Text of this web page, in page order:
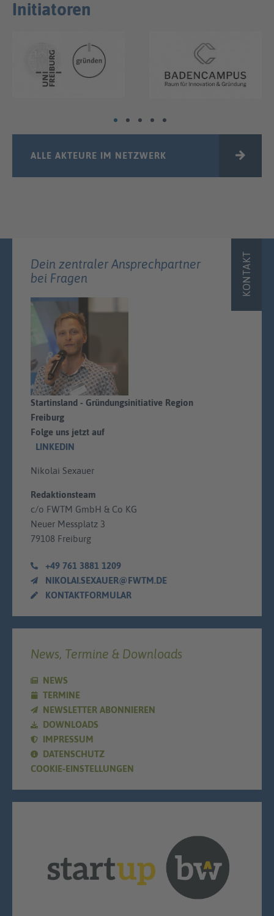
Initiatoren
ALLE AKTEURE IM NETZWERK
KONTAKT
Dein zentraler Ansprechpartner
bei Fragen
Startinsland - Gründungsinitiative Region
Freiburg
Folge uns jetzt auf
LINKEDIN
Nikolai Sexauer
Redaktionsteam
c/o FWTM GmbH & Co KG
Neuer Messplatz 3
79108 Freiburg
+49 761 3881 1209
NIKOLAI.SEXAUER@FWTM.DE
KONTAKTFORMULAR
News, Termine & Downloads
NEWS
TERMINE
NEWSLETTER ABONNIEREN
DOWNLOADS
IMPRESSUM
DATENSCHUTZ
COOKIE-EINSTELLUNGEN